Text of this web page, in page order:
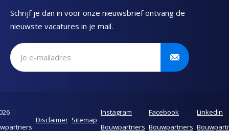
Schrijf je dan in voor onze nieuwsbrief ontvang de
nieuwste vacatures in je mail.
Schrijf je in voor onze nieuwsbrief
Disclaimer Sitemap
Instagram
Bouwpartners
Facebook
Bouwpartners
LinkedIn